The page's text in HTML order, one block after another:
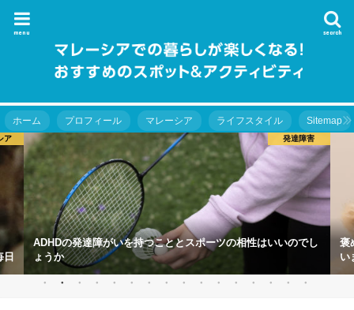
search
menu
ホーム プロフィール マレーシア ライフスタイル Sitemap
ア 発達障害
ADHDの発達障がいを持つこととスポーツの相性はいいのでし
ょうか
褒
い